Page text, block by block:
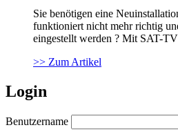
Sie benötigen eine
funktioniert nicht mehr richtig
eingestellt werden ? Mit SAT-
>> Zum Artikel
Login
Benutzername